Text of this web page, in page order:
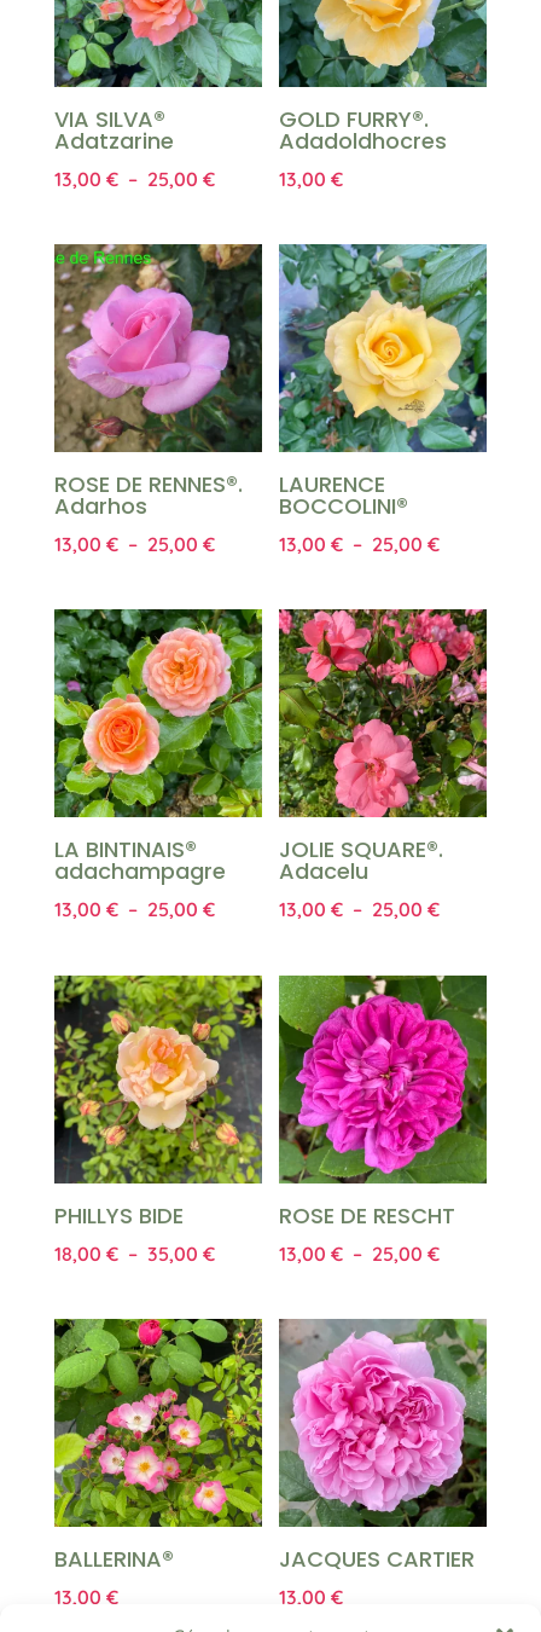
VIA SILVA®
Adatzarine
13,00 € – 25,00 €Plage
prix :
13,00 €
à
25,00 €
GOLD FURRY®.
Adadoldhocres
13,00€
ROSE DE RENNES®.
Adarhos
13,00 € – 25,00 €Plage
prix :
13,00 €
à
25,00 €
LAURENCE
BOCCOLINI®
13,00€ – 25,00€Plage
prix :
13,00 €
à
25,00 €
LA BINTINAIS®
adachampagre
13,00 € – 25,00 €Plage
prix :
13,00 €
à
25,00 €
JOLIE SQUARE®.
Adacelu
13,00€ – 25,00€Plage
prix :
13,00 €
à
25,00 €
PHILLYS BIDE
18,00 € – 35,00 €Plage
prix :
18,00 €
à
35,00 €
ROSE DE RESCHT
13,00€ – 25,00€Plage
prix :
13,00 €
à
25,00 €
BALLERINA®
13,00 €
JACQUES CARTIER
13,00€